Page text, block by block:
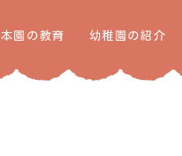
本園の教育 幼稚園の紹介